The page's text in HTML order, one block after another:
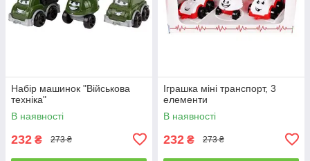
Набір машинок "Військова
техніка"
В наявності
232 ₴ 273 ₴
Іграшка міні транспорт, 3
елементи
В наявності
232 ₴ 273 ₴